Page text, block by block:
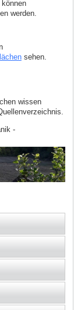
werden.
sehen.
wissen
-